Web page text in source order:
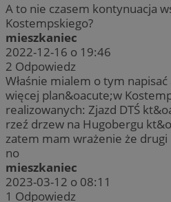
A to nie czasem kontynuacja
Kostempskiego?
mieszkaniec
2022-12-16 o 19:46
2 Odpowiedz
Właśnie mialem o tym
więcej plan&oacute;w
realizowanych: Zjazd DTŚ
rzeź drzew na Hugobergu
zatem mam wrażenie że
no
mieszkaniec
2023-03-12 o 08:11
1 Odpowiedz